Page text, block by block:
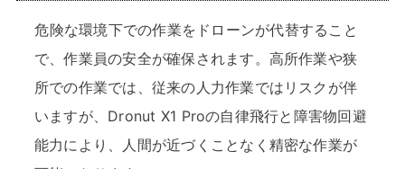
危険な環境下での作業をドローンが代替すること
で、作業員の安全が確保されます。高所作業や狭
所での作業では、従来の人力作業ではリスクが伴
いますが、Dronut X1 Proの自律飛行と障害物回避
能力により、人間が近づくことなく精密な作業が